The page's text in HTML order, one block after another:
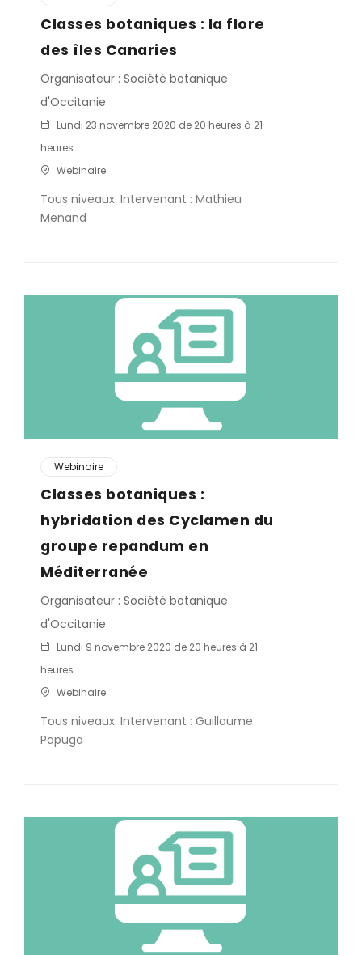
Classes botaniques : la flore
des îles Canaries
Organisateur : Société botanique
d'Occitanie
Lundi 23 novembre 2020 de 20 heures à 21
heures
Webinaire.
Tous niveaux. Intervenant : Mathieu
Menand
Webinaire
Classes botaniques :
hybridation des Cyclamen du
groupe repandum en
Méditerranée
Organisateur : Société botanique
d'Occitanie
Lundi 9 novembre 2020 de 20 heures à 21
heures
Webinaire
Tous niveaux. Intervenant : Guillaume
Papuga